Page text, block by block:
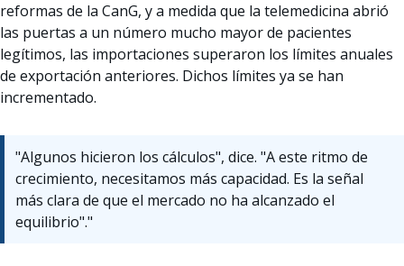
reformas de la CanG, y a medida que la telemedicina abrió
las puertas a un número mucho mayor de pacientes
legítimos, las importaciones superaron los límites anuales
de exportación anteriores. Dichos límites ya se han
incrementado.
"Algunos hicieron los cálculos", dice. "A este ritmo de
crecimiento, necesitamos más capacidad. Es la señal
más clara de que el mercado no ha alcanzado el
equilibrio"."